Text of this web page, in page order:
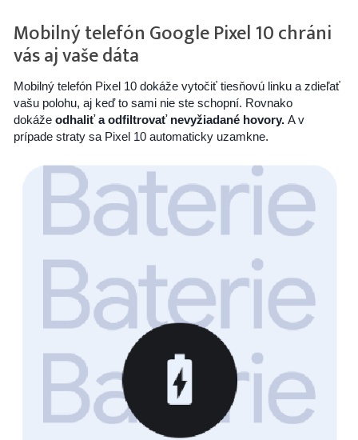
Mobilný telefón Google Pixel 10 chráni
vás aj vaše dáta
Mobilný telefón Pixel 10 dokáže vytočiť tiesňovú linku a zdieľať
vašu polohu, aj keď to sami nie ste schopní. Rovnako
dokáže odhaliť a odfiltrovať nevyžiadané hovory. A v
prípade straty sa Pixel 10 automaticky uzamkne.